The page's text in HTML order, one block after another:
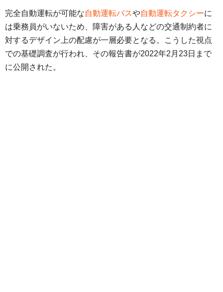
完全自動運転が可能な自動運転バスや自動運転タクシーに
は乗務員がいないため、障害がある人などの交通制約者に
対するデザイン上の配慮が一層必要となる。こうした視点
での基礎調査が行われ、その報告書が2022年2月23日まで
に公開された。